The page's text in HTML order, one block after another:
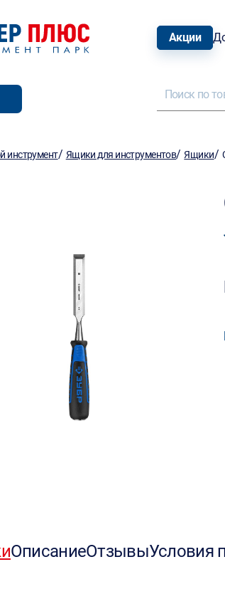
Акции
инструмент/ Ящики для инструментов/Ящики/
ОписаниеОтзывыУсловия